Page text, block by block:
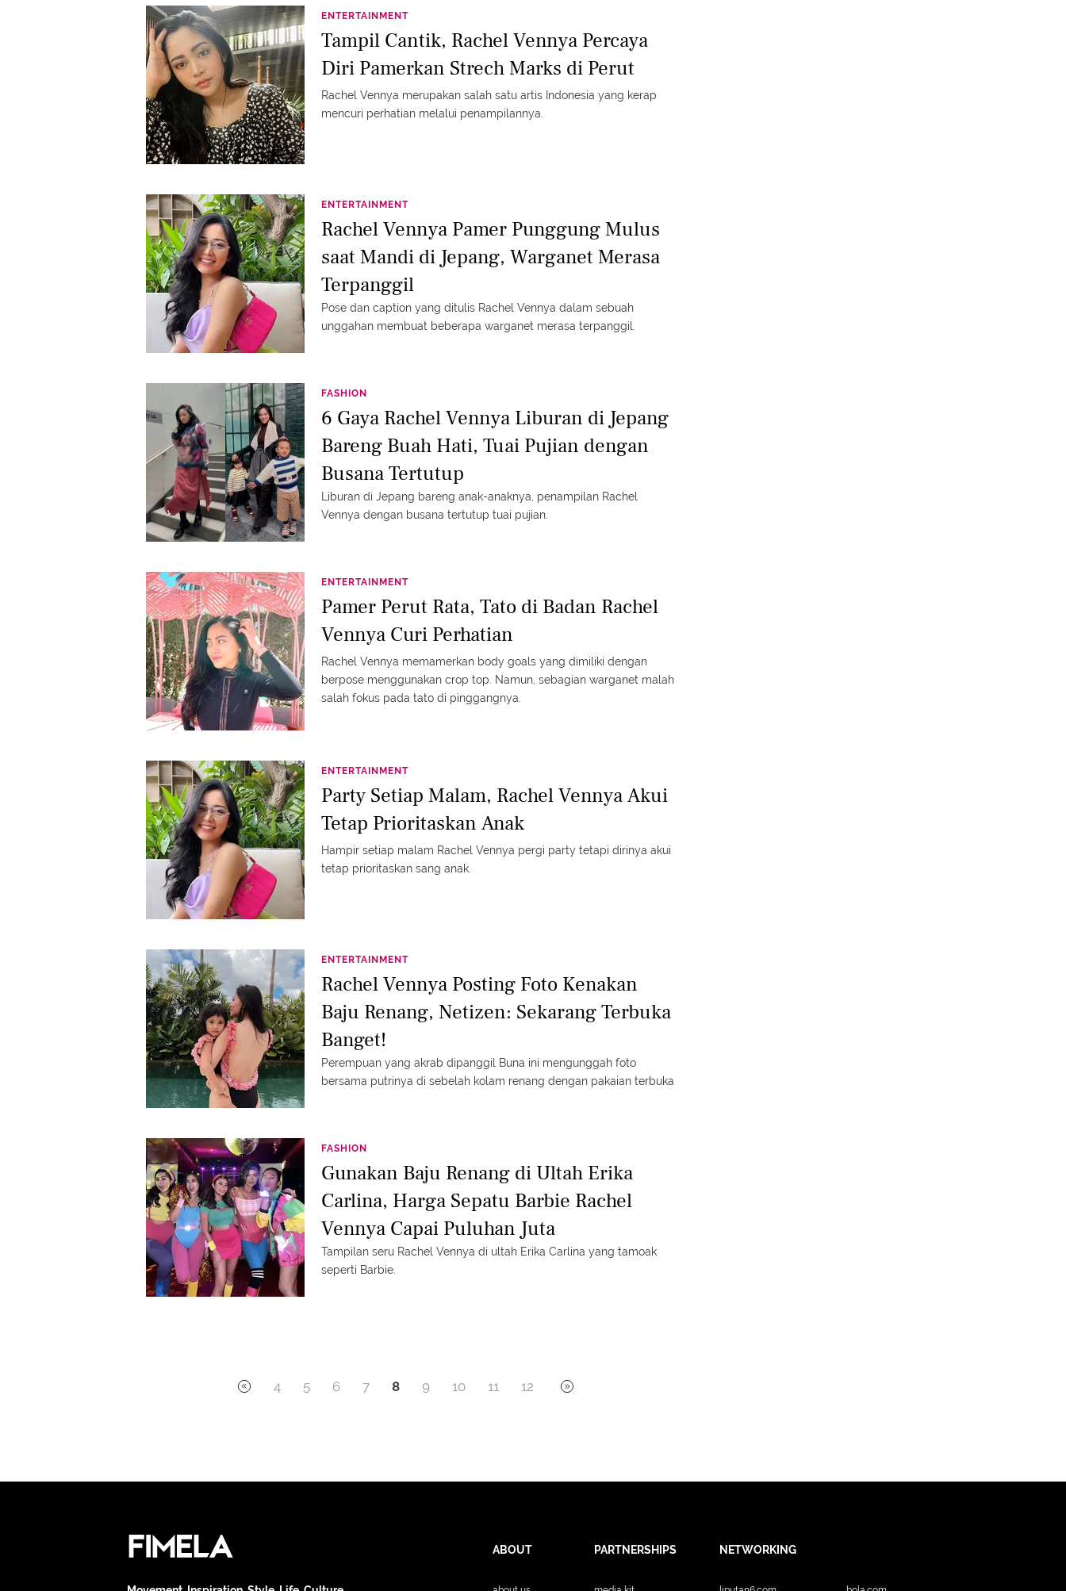
ENTERTAINMENT
Tampil Cantik, Rachel Vennya Percaya
Diri Pamerkan Strech Marks di Perut
Rachel Vennya merupakan salah satu artis Indonesia yang kerap
mencuri perhatian melalui penampilannya.
ENTERTAINMENT
Rachel Vennya Pamer Punggung Mulus
saat Mandi di Jepang, Warganet Merasa
Terpanggil
Pose dan caption yang ditulis Rachel Vennya dalam sebuah
unggahan membuat beberapa warganet merasa terpanggil.
FASHION
6 Gaya Rachel Vennya Liburan di Jepang
Bareng Buah Hati, Tuai Pujian dengan
Busana Tertutup
Liburan di Jepang bareng anak-anaknya, penampilan Rachel
Vennya dengan busana tertutup tuai pujian.
ENTERTAINMENT
Pamer Perut Rata, Tato di Badan Rachel
Vennya Curi Perhatian
Rachel Vennya memamerkan body goals yang dimiliki dengan
berpose menggunakan crop top. Namun, sebagian warganet malah
salah fokus pada tato di pinggangnya.
ENTERTAINMENT
Party Setiap Malam, Rachel Vennya Akui
Tetap Prioritaskan Anak
Hampir setiap malam Rachel Vennya pergi party tetapi dirinya akui
tetap prioritaskan sang anak.
ENTERTAINMENT
Rachel Vennya Posting Foto Kenakan
Baju Renang, Netizen: Sekarang Terbuka
Banget!
Perempuan yang akrab dipanggil Buna ini mengunggah foto
bersama putrinya di sebelah kolam renang dengan pakaian terbuka
FASHION
Gunakan Baju Renang di Ultah Erika
Carlina, Harga Sepatu Barbie Rachel
Vennya Capai Puluhan Juta
Tampilan seru Rachel Vennya di ultah Erika Carlina yang tamoak
seperti Barbie.
4 5 6 7 8 9 10 11 12
ABOUT PARTNERSHIPS NETWORKING